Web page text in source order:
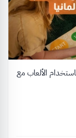
الألعاب مع